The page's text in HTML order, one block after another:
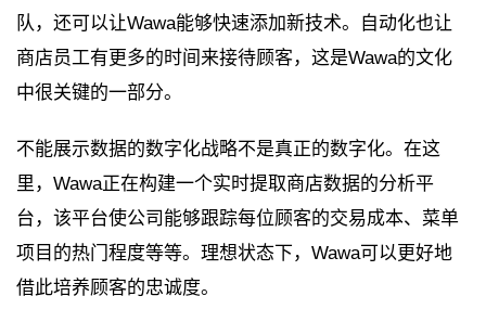
队，还可以让Wawa能够快速添加新技术。自动化也让
商店员工有更多的时间来接待顾客，这是Wawa的文化
中很关键的一部分。
不能展示数据的数字化战略不是真正的数字化。在这
里，Wawa正在构建一个实时提取商店数据的分析平
台，该平台使公司能够跟踪每位顾客的交易成本、菜单
项目的热门程度等等。理想状态下，Wawa可以更好地
借此培养顾客的忠诚度。